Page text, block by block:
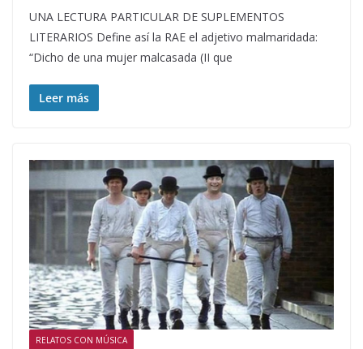
UNA LECTURA PARTICULAR DE SUPLEMENTOS
LITERARIOS Define así la RAE el adjetivo malmaridada:
“Dicho de una mujer malcasada (II que
Leer más
RELATOS CON MÚSICA